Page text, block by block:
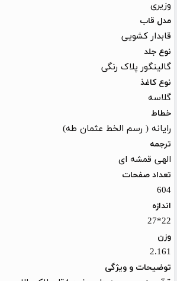
وزیری
مدل قاب
قابدار کشویی
نوع جلد
گالینگور پلاک رنگی
نوع کاغذ
گلاسه
خطاط
رایانه ( رسم الخط عثمان طه)
ترجمه
الهی قمشه ای
تعداد صفحات
604
اندازه
22*27
وزن
2.161
توضیحات و ویژگی